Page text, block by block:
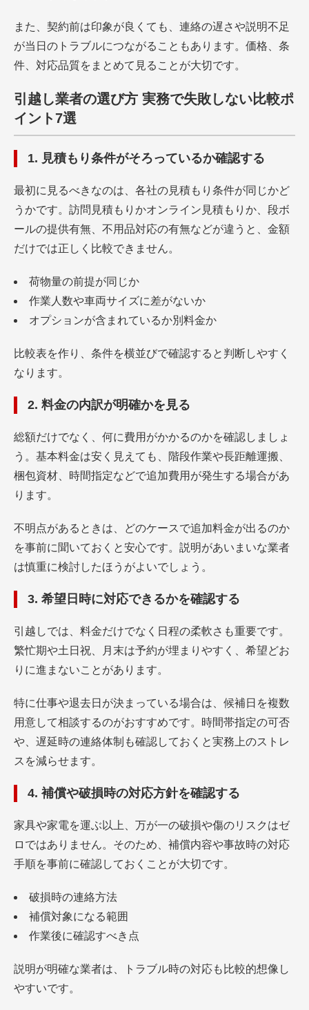
また、契約前は印象が良くても、連絡の遅さや説明不足
が当日のトラブルにつながることもあります。価格、条
件、対応品質をまとめて見ることが大切です。
引越し業者の選び方 実務で失敗しない比較ポ
イント7選
1. 見積もり条件がそろっているか確認する
最初に見るべきなのは、各社の見積もり条件が同じかど
うかです。訪問見積もりかオンライン見積もりか、段ボ
ールの提供有無、不用品対応の有無などが違うと、金額
だけでは正しく比較できません。
荷物量の前提が同じか
作業人数や車両サイズに差がないか
オプションが含まれているか別料金か
比較表を作り、条件を横並びで確認すると判断しやすく
なります。
2. 料金の内訳が明確かを見る
総額だけでなく、何に費用がかかるのかを確認しましょ
う。基本料金は安く見えても、階段作業や長距離運搬、
梱包資材、時間指定などで追加費用が発生する場合があ
ります。
不明点があるときは、どのケースで追加料金が出るのか
を事前に聞いておくと安心です。説明があいまいな業者
は慎重に検討したほうがよいでしょう。
3. 希望日時に対応できるかを確認する
引越しでは、料金だけでなく日程の柔軟さも重要です。
繁忙期や土日祝、月末は予約が埋まりやすく、希望どお
りに進まないことがあります。
特に仕事や退去日が決まっている場合は、候補日を複数
用意して相談するのがおすすめです。時間帯指定の可否
や、遅延時の連絡体制も確認しておくと実務上のストレ
スを減らせます。
4. 補償や破損時の対応方針を確認する
家具や家電を運ぶ以上、万が一の破損や傷のリスクはゼ
ロではありません。そのため、補償内容や事故時の対応
手順を事前に確認しておくことが大切です。
破損時の連絡方法
補償対象になる範囲
作業後に確認すべき点
説明が明確な業者は、トラブル時の対応も比較的想像し
やすいです。